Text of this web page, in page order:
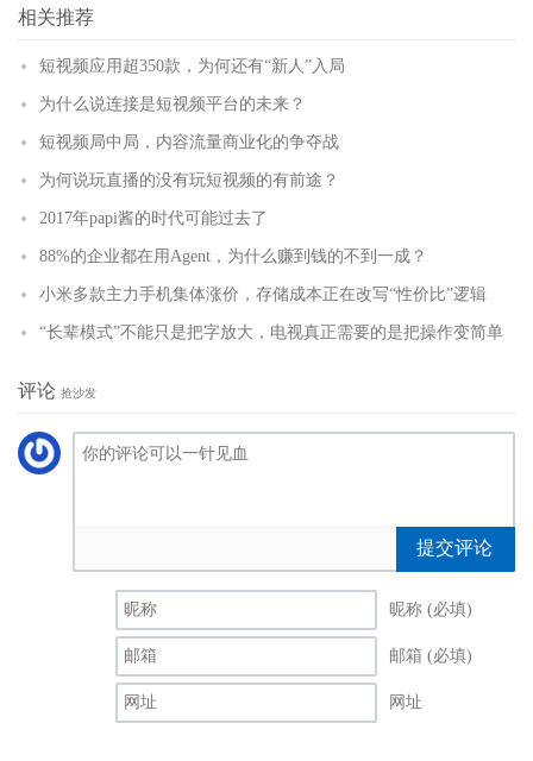
相关推荐
短视频应用超350款，为何还有“新人”入局
为什么说连接是短视频平台的未来？
短视频局中局，内容流量商业化的争夺战
为何说玩直播的没有玩短视频的有前途？
2017年papi酱的时代可能过去了
88%的企业都在用Agent，为什么赚到钱的不到一成？
小米多款主力手机集体涨价，存储成本正在改写“性价比”逻辑
“长辈模式”不能只是把字放大，电视真正需要的是把操作变简单
评论 抢沙发
提交评论
昵称 (必填)
邮箱 (必填)
网址